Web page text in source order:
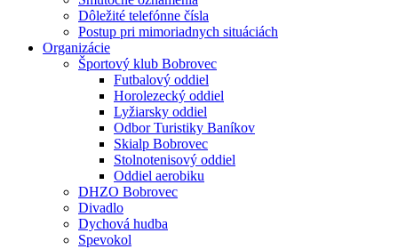
Dôležité telefónne čísla
Postup pri mimoriadnych situáciách
Organizácie
Športový klub Bobrovec
Futbalový oddiel
Horolezecký oddiel
Lyžiarsky oddiel
Odbor Turistiky Baníkov
Skialp Bobrovec
Stolnotenisový oddiel
Oddiel aerobiku
DHZO Bobrovec
Divadlo
Dychová hudba
Spevokol